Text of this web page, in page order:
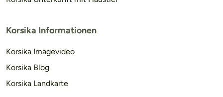
Korsika Informationen
Korsika Imagevideo
Korsika Blog
Korsika Landkarte